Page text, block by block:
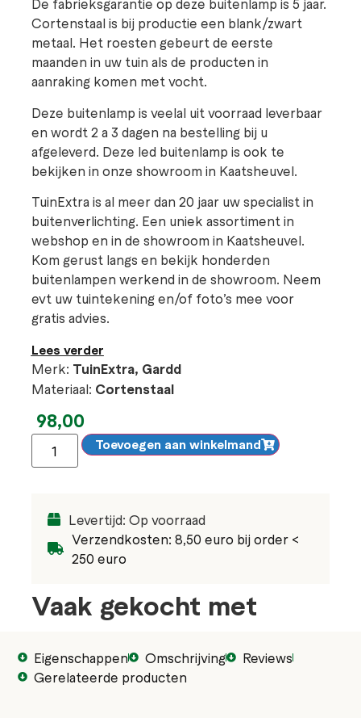
Cortenstaal is bij productie een blank/zwart
metaal. Het roesten gebeurt de eerste
maanden in uw tuin als de producten in
aanraking komen met vocht.
Deze buitenlamp is veelal uit voorraad leverbaar
en wordt 2 a 3 dagen na bestelling bij u
afgeleverd. Deze led buitenlamp is ook te
bekijken in onze showroom in Kaatsheuvel.
TuinExtra is al meer dan 20 jaar uw specialist in
buitenverlichting. Een uniek assortiment in
webshop en in de showroom in Kaatsheuvel.
Kom gerust langs en bekijk honderden
buitenlampen werkend in de showroom. Neem
evt uw tuintekening en/of foto’s mee voor
gratis advies.
Lees verder
Merk: TuinExtra, Gardd
Materiaal: Cortenstaal
98,00
Toevoegen aan winkelmand
Levertijd: Op voorraad
Verzendkosten: 8,50 euro bij order <
250 euro
Vaak gekocht met
Eigenschappen Omschrijving
Reviews
Gerelateerde producten